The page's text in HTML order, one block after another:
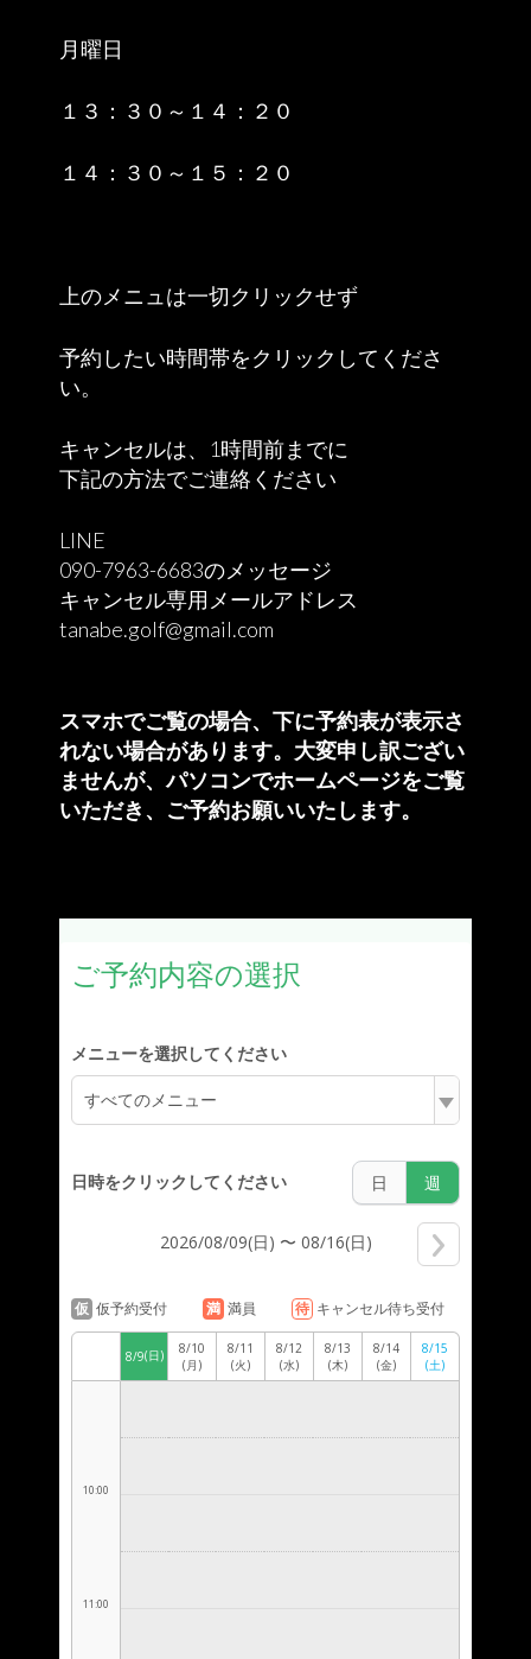
月曜日
１３：３０～１４：２０
１４：３０～１５：２０
上のメニュは一切クリックせず
予約したい時間帯をクリックしてくださ
い。
キャンセルは、1時間前までに
下記の方法でご連絡ください
LINE
090-7963-6683のメッセージ
キャンセル専用メールアドレス
tanabe.golf@gmail.com
スマホでご覧の場合、下に予約表が表示さ
れない場合があります。大変申し訳ござい
ませんが、パソコンでホームページをご覧
いただき、ご予約お願いいたします。